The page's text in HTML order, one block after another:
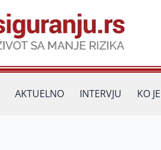
AKTUELNO INTERVJU KO